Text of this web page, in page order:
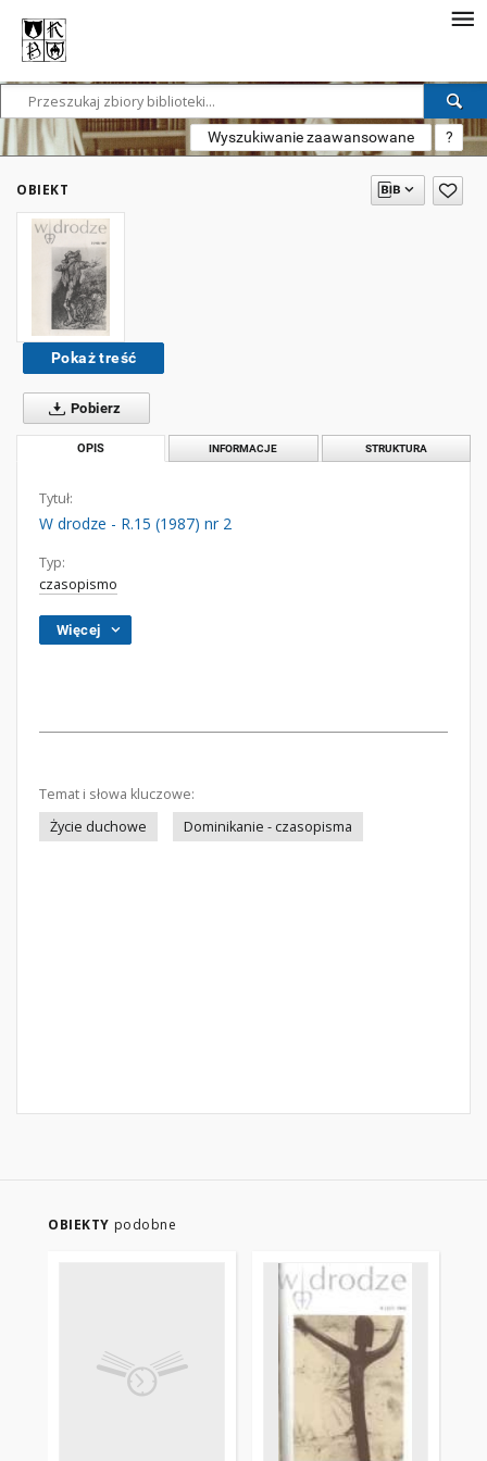
Wyszukiwanie zaawansowane ?
OBIEKT
Pokaż treść
Pobierz
OPIS INFORMACJE STRUKTURA
Tytuł:
W drodze - R.15 (1987) nr 2
Typ:
czasopismo
Więcej
Temat i słowa kluczowe:
Życie duchowe
Dominikanie - czasopisma
OBIEKTY podobne